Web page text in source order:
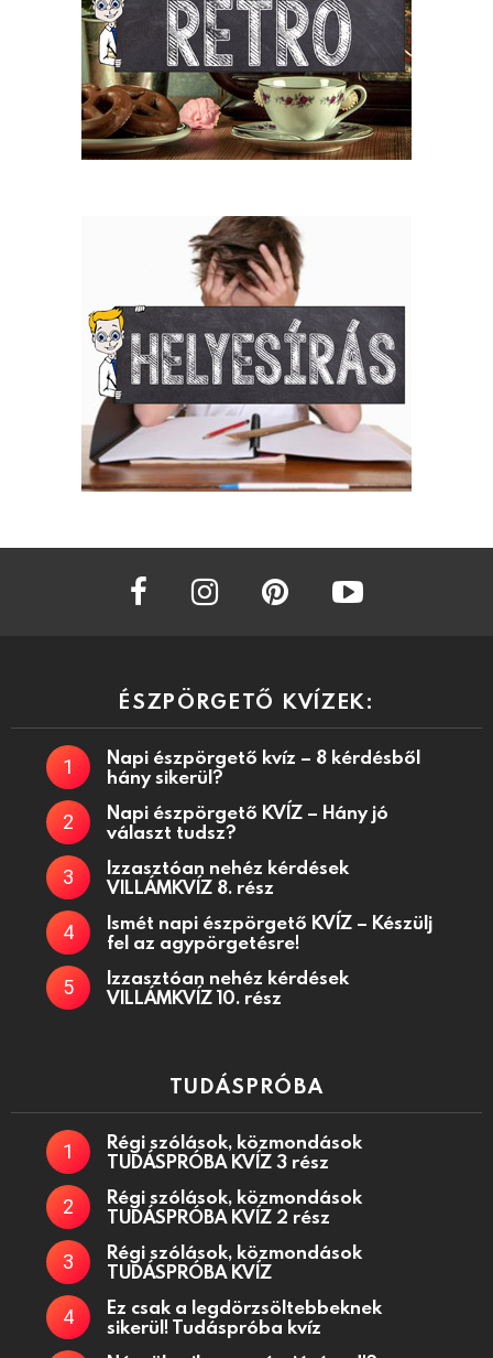
facebook instagram
ÉSZPÖRGETŐ KVÍZEK:
Napi észpörgető kvíz – 8 kérdésből
hány sikerül?
Napi észpörgető KVÍZ – Hány jó
választ tudsz?
Izzasztóan nehéz kérdések
VILLÁMKVÍZ 8. rész
Ismét napi észpörgető KVÍZ – Készülj
fel az agypörgetésre!
Izzasztóan nehéz kérdések
VILLÁMKVÍZ 10. rész
TUDÁSPRÓBA
Régi szólások, közmondások
TUDÁSPRÓBA KVÍZ 3 rész
Régi szólások, közmondások
TUDÁSPRÓBA KVÍZ 2 rész
Régi szólások, közmondások
TUDÁSPRÓBA KVÍZ
Ez csak a legdörzsöltebbeknek
sikerül! Tudáspróba kvíz